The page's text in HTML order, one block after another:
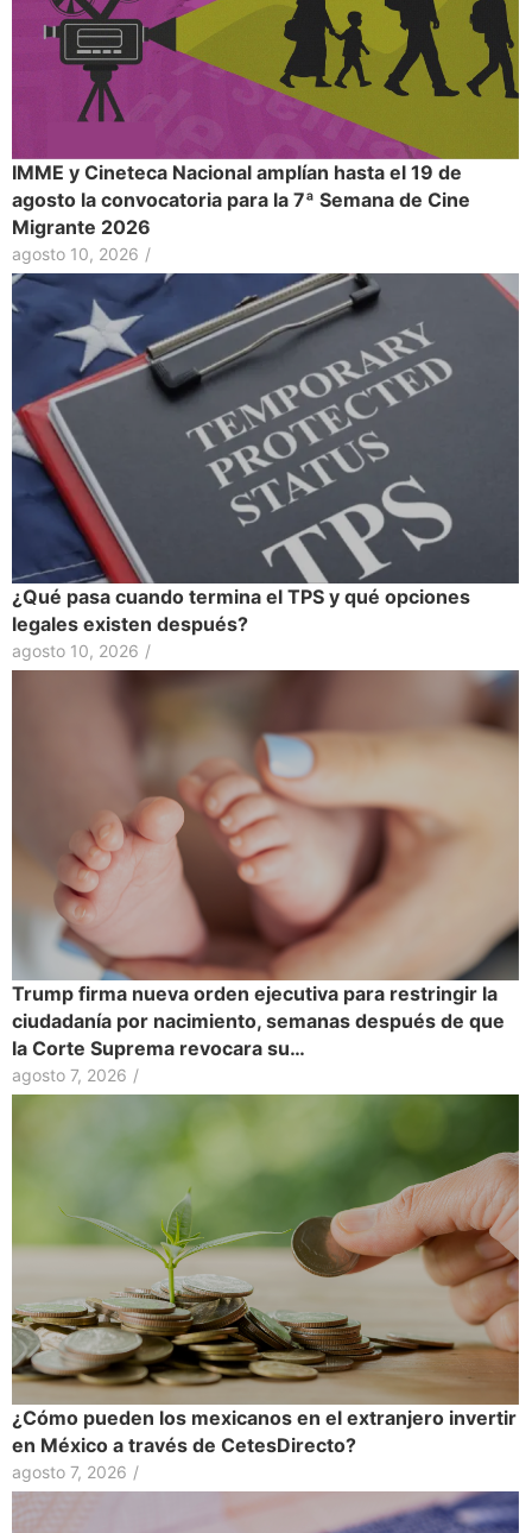
IMME y Cineteca Nacional amplían hasta el 19 de
agosto la convocatoria para la 7ª Semana de Cine
Migrante 2026
agosto 10, 2026 /
¿Qué pasa cuando termina el TPS y qué opciones
legales existen después?
agosto 10, 2026 /
Trump firma nueva orden ejecutiva para restringir la
ciudadanía por nacimiento, semanas después de que
la Corte Suprema revocara su…
agosto 7, 2026 /
¿Cómo pueden los mexicanos en el extranjero invertir
en México a través de CetesDirecto?
agosto 7, 2026 /